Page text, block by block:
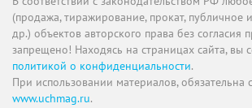
(продажа, тиражирование, прокат, публичное
др.) объектов авторского права без согласия
запрещено! Находясь на страницах сайта, вы
политикой о конфиденциальности.
При использовании материалов, обязательна
www.uchmag.ru.